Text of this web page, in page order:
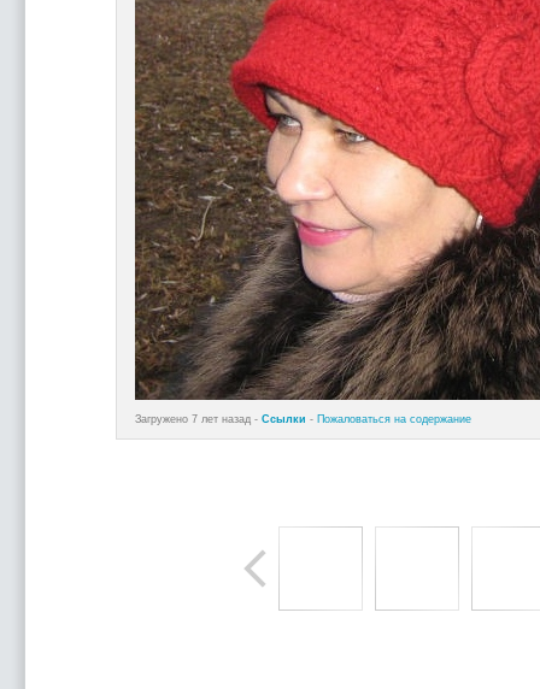
Загружено 7 лет назад - Ссылки - Пожаловаться на содержание